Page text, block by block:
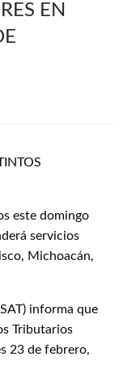
EN
este domingo
servicios
Michoacán,
informa que
Tributarios
23 de febrero,